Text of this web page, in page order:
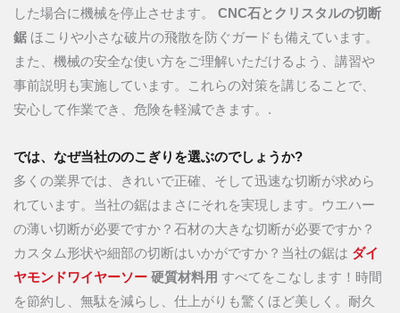
した場合に機械を停止させます。
CNC石とクリスタルの切断
鋸 ほこりや小さな破片の飛散を防ぐガードも備えています。
また、機械の安全な使い方をご理解いただけるよう、講習や
事前説明も実施しています。これらの対策を講じることで、
安心して作業でき、危険を軽減できます。.
では、なぜ当社ののこぎりを選ぶのでしょうか?
多くの業界では、きれいで正確、そして迅速な切断が求めら
れています。当社の鋸はまさにそれを実現します。ウエハー
の薄い切断が必要ですか？石材の大きな切断が必要ですか？
カスタム形状や細部の切断はいかがですか？当社の鋸は ダイ
ヤモンドワイヤーソー 硬質材料用 すべてをこなします！時間
を節約し、無駄を減らし、仕上がりも驚くほど美しく。耐久